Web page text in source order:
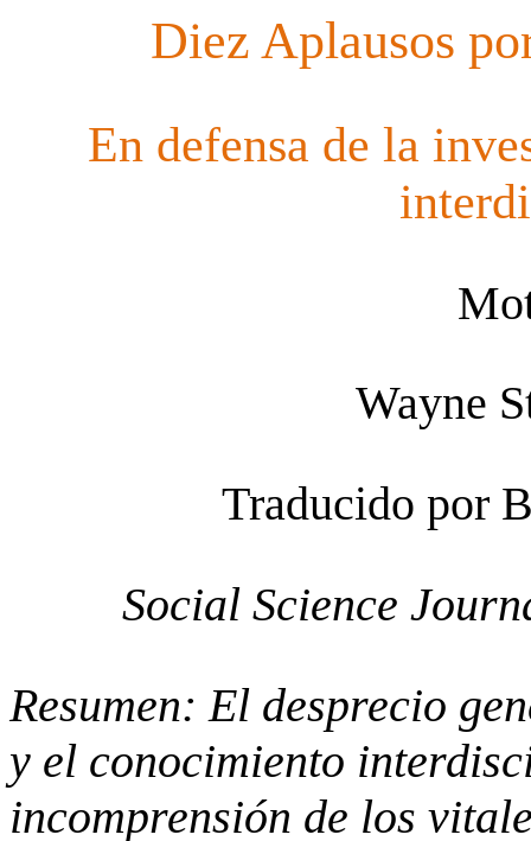
Diez Aplausos
En defensa de la
Wayne
Traducido por
Social Science
Resumen: El desprecio
y el conocimiento
incomprensión de los